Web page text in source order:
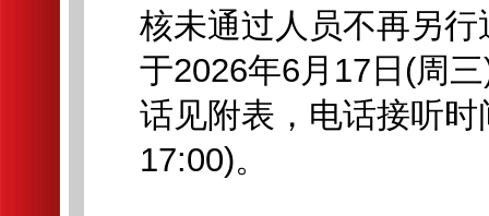
核未通过人员不再另
于2026年6月17日(周
话见附表，电话接听
17:00)。